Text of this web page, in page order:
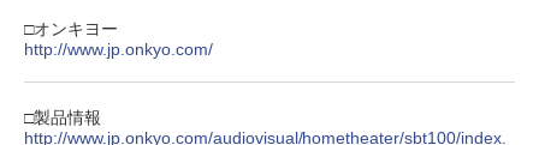
□オンキヨー
http://www.jp.onkyo.com/
□製品情報
http://www.jp.onkyo.com/audiovisual/hometheater/sbt100/index.